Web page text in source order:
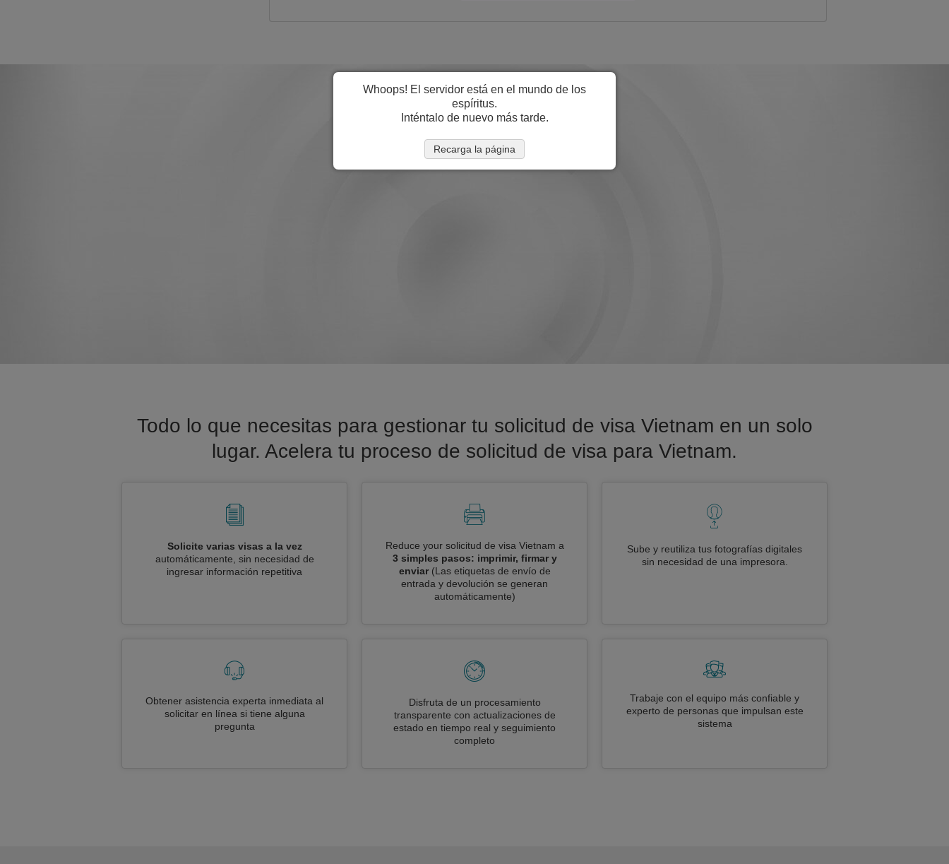
Todo lo que necesitas para gestionar tu solicitud de visa Vietnam en un solo
lugar. Acelera tu proceso de solicitud de visa para Vietnam.
Solicite varias visas a la vez
automáticamente, sin necesidad de
ingresar información repetitiva
Reduce your solicitud de visa Vietnam a
3 simples pasos: imprimir, firmar y
enviar (Las etiquetas de envío de
entrada y devolución se generan
automáticamente)
Sube y reutiliza tus fotografías digitales
sin necesidad de una impresora.
Obtener asistencia experta inmediata al
solicitar en línea si tiene alguna
pregunta
Disfruta de un procesamiento
transparente con actualizaciones de
estado en tiempo real y seguimiento
completo
Trabaje con el equipo más confiable y
experto de personas que impulsan este
sistema
Whoops! El servidor está en el mundo de los
espíritus.
Inténtalo de nuevo más tarde.
Recarga la página